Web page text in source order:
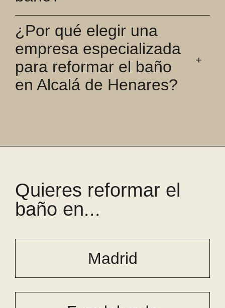
¿Por qué elegir una
empresa especializada
para reformar el baño
en Alcalá de Henares?
Quieres reformar el
baño en...
Madrid